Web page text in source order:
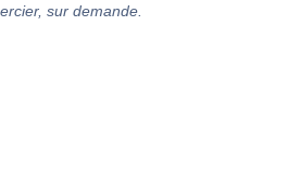
sur demande.